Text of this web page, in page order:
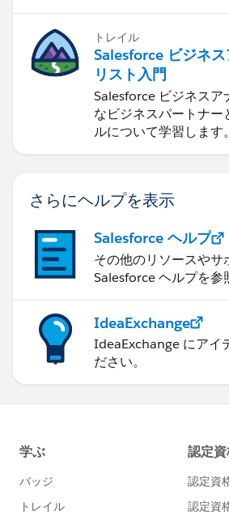
トレイル
Salesforce ビジネ
リスト入門
Salesforce ビジネスア
なビジネスパートナー
ルについて学習します。
さらにヘルプを表示
Salesforce ヘルプ
その他のリソースやサ
Salesforce ヘルプを参
IdeaExchange
IdeaExchange にアイ
ださい。